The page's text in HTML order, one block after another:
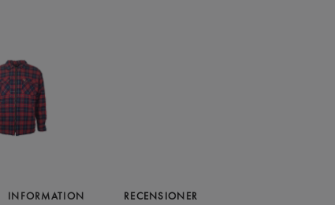
INFORMATION RECENSIONER